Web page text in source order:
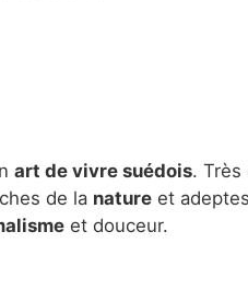
art de vivre suédois. Très
de la nature et
et douceur.